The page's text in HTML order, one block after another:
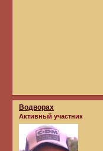
Водворах
Активный участник